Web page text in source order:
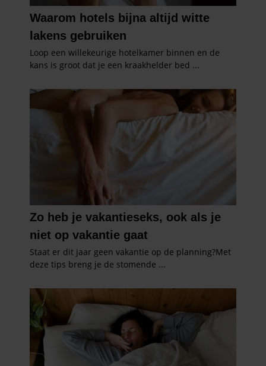
verzameld op basis van uw gebruik van hun services. U
gebruiken.